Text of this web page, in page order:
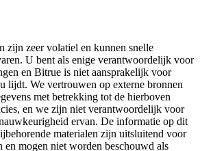
Exclusive 10% APR
| Daily Rewards
Fest
zijn zeer volatiel en kunnen snelle
U bent als enige verantwoordelijk voor
en Bitrue is niet aansprakelijk voor
lijdt. We vertrouwen op externe bronnen
met betrekking tot de hierboven
en we zijn niet verantwoordelijk voor
ervan. De informatie op dit
materialen zijn uitsluitend voor
en mogen niet worden beschouwd als